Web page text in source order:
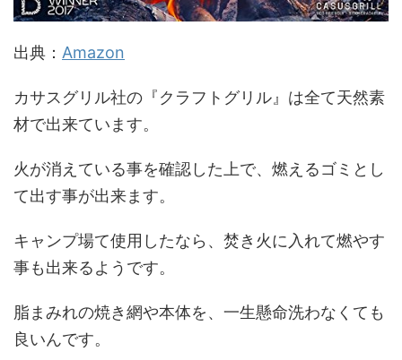
出典： Amazon
カサスグリル社の『クラフトグリル』は全て天然素
材で出来ています。
火が消えている事を確認した上で、燃えるゴミとし
て出す事が出来ます。
キャンプ場て使用したなら、焚き火に入れて燃やす
事も出来るようです。
脂まみれの焼き網や本体を、一生懸命洗わなくても
良いんです。